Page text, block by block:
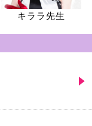
キララ先生